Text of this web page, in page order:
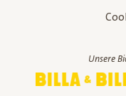
Unsere